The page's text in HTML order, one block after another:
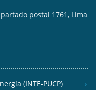
postal 1761, Lima
(INTE-PUCP)